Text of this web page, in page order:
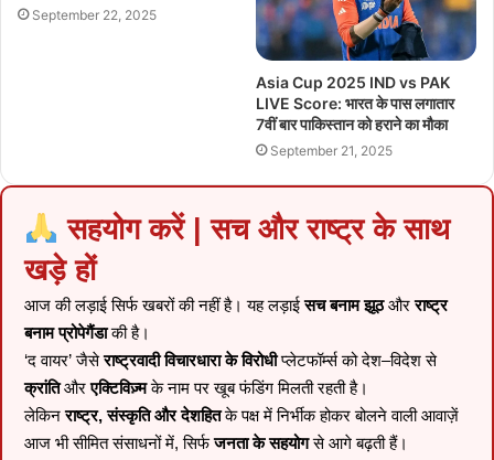
September 22, 2025
Asia Cup 2025 IND vs PAK
LIVE Score: भारत के पास लगातार
7वीं बार पाकिस्तान को हराने का मौका
September 21, 2025
सहयोग करें | सच और राष्ट्र के साथ
खड़े हों
आज की लड़ाई सिर्फ खबरों की नहीं है। यह लड़ाईसच बनाम झूठऔरराष्ट्र
बनाम प्रोपेगैंडाकी है।
‘द वायर’ जैसेराष्ट्रवादी विचारधारा के विरोधीप्लेटफॉर्म्स को देश–विदेश से
क्रांतिऔरएक्टिविज़्मके नाम पर खूब फंडिंग मिलती रहती है।
लेकिनराष्ट्र, संस्कृति और देशहितके पक्ष में निर्भीक होकर बोलने वाली आवाज़ें
आज भी सीमित संसाधनों में, सिर्फजनता के सहयोगसे आगे बढ़ती हैं।